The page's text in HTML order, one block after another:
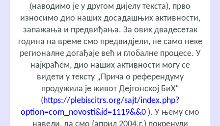
(наводимо је у другом дијелу текста), прво
износимо дио наших досадашњих активности,
запажања и предвиђања. За ових двадесетак
година на време смо предвидјели, не само неке
регионалне догађаје већ и глобалне процесе. У
најкраћем, дио наших активности могу се
видети у тексту „Прича о референдуму
продужила је живот Дејтонској БиХ“
(https://plebiscitrs.org/sajt/index.php?
option=com_novosti&id=1119&&0 ). У њему смо